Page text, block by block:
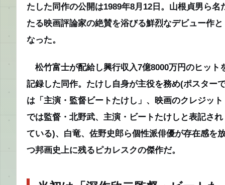
たした同作の公開は1989年8月12日。山根貞男ら名
たる映画評論家の絶賛を浴びる鮮烈なデビュー作と
なった。
松竹富士が配給し興行収入‎7億8000万円のヒット
記録した同作。たけし自身が主役を務め(ポスター
は「主演・監督ビートたけし」、映画のクレジット
では監督・北野武、主演・ビートたけしと表記され
ている)、白竜、佐野史郎ら個性派俳優が存在感を
つ邦画史上に残るピカレスクの傑作だ。